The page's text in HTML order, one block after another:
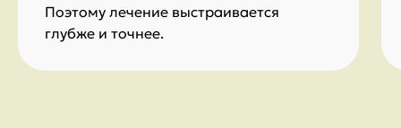
Поэтому лечение выстраивается
глубже и точнее.